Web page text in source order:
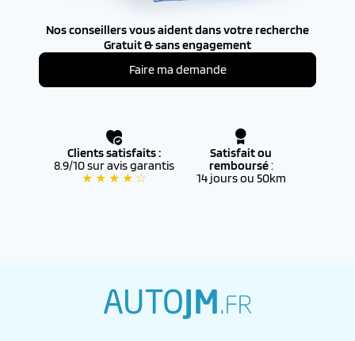
Nos conseillers vous aident dans votre recherche
Gratuit & sans engagement
Faire ma demande
Clients satisfaits :
8.9/10 sur avis garantis
★ ★ ★ ★ ☆
Satisfait ou
remboursé:
14 jours ou 50km